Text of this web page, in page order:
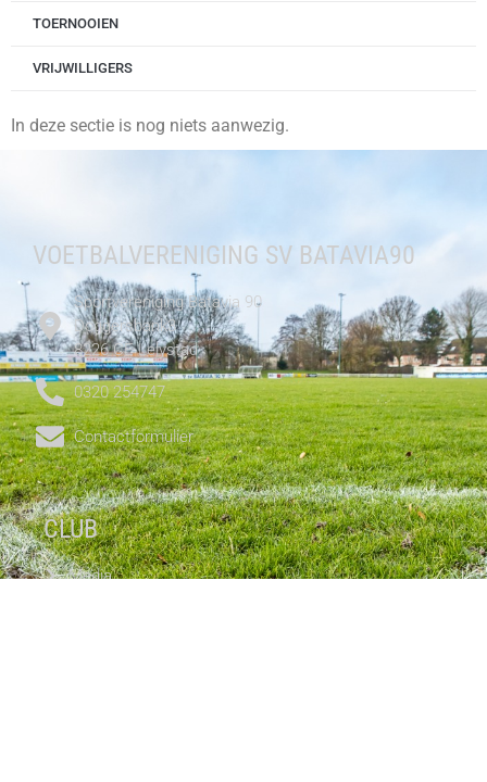
TOERNOOIEN
VRIJWILLIGERS
In deze sectie is nog niets aanwezig.
VOETBALVERENIGING SV BATAVIA90
Sportvereniging Batavia 90
Doggersbank3
8226 CE Lelystad
0320 254747
Contactformulier
CLUB
Media